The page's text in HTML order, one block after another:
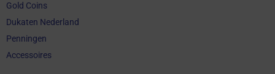
Gold Coins
Dukaten Nederland
Penningen
Accessoires